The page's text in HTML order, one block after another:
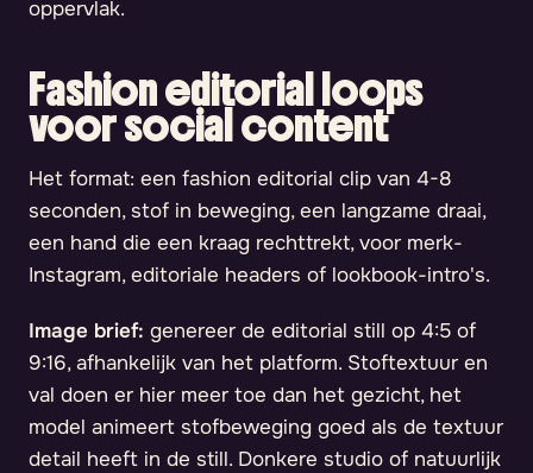
oppervlak.
Fashion editorial loops
voor social content
Het format: een fashion editorial clip van 4-8
seconden, stof in beweging, een langzame draai,
een hand die een kraag rechttrekt, voor merk-
Instagram, editoriale headers of lookbook-intro's.
Image brief: genereer de editorial still op 4:5 of
9:16, afhankelijk van het platform. Stoftextuur en
val doen er hier meer toe dan het gezicht, het
model animeert stofbeweging goed als de textuur
detail heeft in de still. Donkere studio of natuurlijk